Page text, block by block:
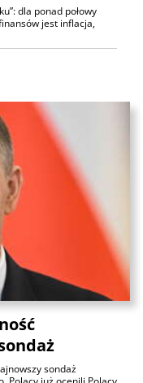
dla ponad połowy
jest inflacja,
sondaż